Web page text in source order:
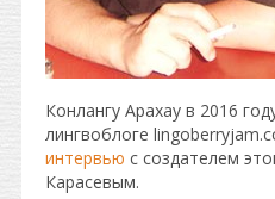
Конлангу Арахау в 2016
лингвоблоге
интервью с создателем
Карасевым.